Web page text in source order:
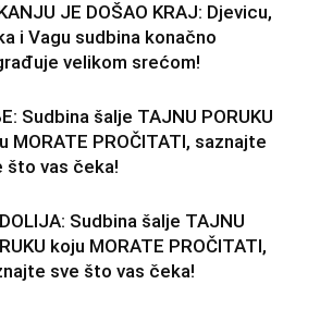
JE DOŠAO KRAJ: Djevicu,
i Vagu sudbina konačno
velikom srećom!
Sudbina šalje TAJNU PORUKU
MORATE PROČITATI, saznajte
što vas čeka!
Sudbina šalje TAJNU
koju MORATE PROČITATI,
sve što vas čeka!